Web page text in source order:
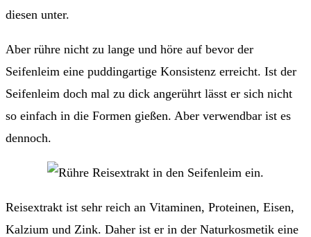
diesen unter.
Aber rühre nicht zu lange und höre auf bevor der
Seifenleim eine puddingartige Konsistenz erreicht. Ist der
Seifenleim doch mal zu dick angerührt lässt er sich nicht
so einfach in die Formen gießen. Aber verwendbar ist es
dennoch.
Reisextrakt ist sehr reich an Vitaminen, Proteinen, Eisen,
Kalzium und Zink. Daher ist er in der Naturkosmetik eine